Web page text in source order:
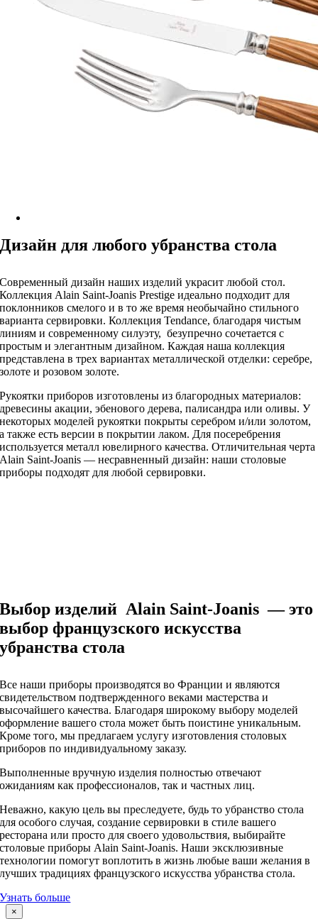
Дизайн для любого убранства стола
Современный дизайн наших изделий украсит любой стол.
Коллекция Alain Saint-Joanis Prestige идеально подходит для
поклонников смелого и в то же время необычайно стильного
варианта сервировки. Коллекция Tendance, благодаря чистым
линиям и современному силуэту, безупречно сочетается с
простым и элегантным дизайном. Каждая наша коллекция
представлена в трех вариантах металлической отделки: серебре,
золоте и розовом золоте.
Рукоятки приборов изготовлены из благородных материалов:
древесины акации, эбенового дерева, палисандра или оливы. У
некоторых моделей рукоятки покрыты серебром и/или золотом,
а также есть версии в покрытии лаком. Для посеребрения
используется металл ювелирного качества. Отличительная черта
Alain Saint-Joanis — несравненный дизайн: наши столовые
приборы подходят для любой сервировки.
Выбор изделий Alain Saint-Joanis — это
выбор французского искусства
убранства стола
Все наши приборы производятся во Франции и являются
свидетельством подтвержденного веками мастерства и
высочайшего качества. Благодаря широкому выбору моделей
оформление вашего стола может быть поистине уникальным.
Кроме того, мы предлагаем услугу изготовления столовых
приборов по индивидуальному заказу.
Выполненные вручную изделия полностью отвечают
ожиданиям как профессионалов, так и частных лиц.
Неважно, какую цель вы преследуете, будь то убранство стола
для особого случая, создание сервировки в стиле вашего
ресторана или просто для своего удовольствия, выбирайте
столовые приборы Alain Saint-Joanis. Наши эксклюзивные
технологии помогут воплотить в жизнь любые ваши желания в
лучших традициях французского искусства убранства стола.
Узнать больше
Close
×